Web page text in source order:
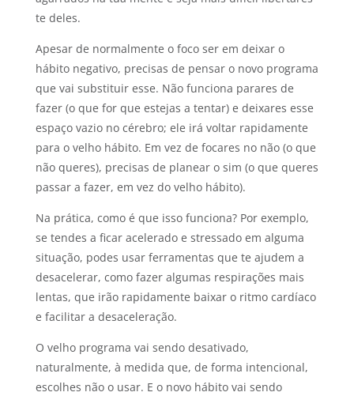
te deles.
Apesar de normalmente o foco ser em deixar o
hábito negativo, precisas de pensar o novo programa
que vai substituir esse. Não funciona parares de
fazer (o que for que estejas a tentar) e deixares esse
espaço vazio no cérebro; ele irá voltar rapidamente
para o velho hábito. Em vez de focares no não (o que
não queres), precisas de planear o sim (o que queres
passar a fazer, em vez do velho hábito).
Na prática, como é que isso funciona? Por exemplo,
se tendes a ficar acelerado e stressado em alguma
situação, podes usar ferramentas que te ajudem a
desacelerar, como fazer algumas respirações mais
lentas, que irão rapidamente baixar o ritmo cardíaco
e facilitar a desaceleração.
O velho programa vai sendo desativado,
naturalmente, à medida que, de forma intencional,
escolhes não o usar. E o novo hábito vai sendo